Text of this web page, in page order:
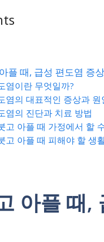
플 때, 급성 편도염 증
염이란 무엇일까?
염의 대표적인 증상과 원
염의 진단과 치료 방법
고 아플 때 가정에서 할
고 아플 때 피해야 할 생
아플 때,